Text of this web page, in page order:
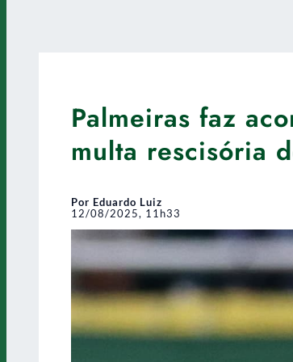
Palmeiras faz
multa rescisória
Por Eduardo Luiz
12/08/2025, 11h33